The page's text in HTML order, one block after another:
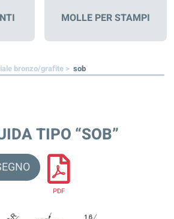
MOLLE PER STAMPI
bronzo/grafite > sob
TIPO “SOB”
PDF